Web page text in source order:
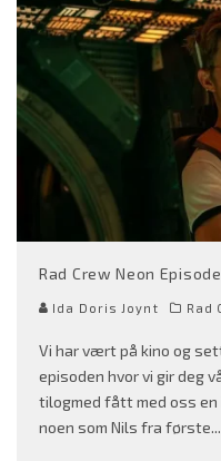
Rad Crew Neon
Ida Doris Joynt Rad
Vi har vært på kino og
episoden hvor vi gir deg
tilogmed fått med oss
noen som Nils fra første...